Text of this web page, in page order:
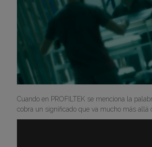
Cuando en PROFILTEK se menciona la
cobra un significado que va mucho más allá